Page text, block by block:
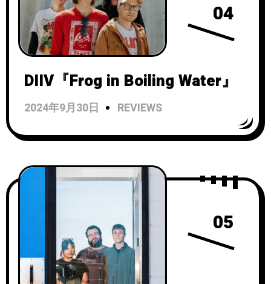
04
DIIV『Frog in Boiling Water』
2024年9月30日 REVIEWS
05